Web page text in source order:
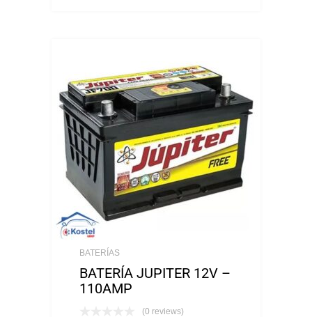
BATERÍAS
BATERÍA JUPITER 12V –
110AMP
(0 reviews)